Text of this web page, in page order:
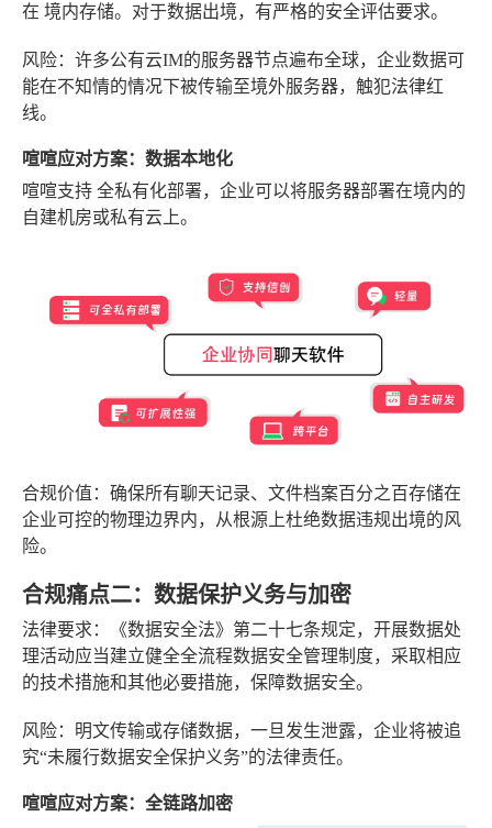
在 境内存储。对于数据出境，有严格的安全评估要求。
风险：许多公有云IM的服务器节点遍布全球，企业数据可
能在不知情的情况下被传输至境外服务器，触犯法律红
线。
喧喧应对方案：数据本地化
喧喧支持 全私有化部署，企业可以将服务器部署在境内的
自建机房或私有云上。
合规价值 ：确保所有聊天记录、文件档案百分之百存储在
企业可控的物理边界内，从根源上杜绝数据违规出境的风
险。
合规痛点二：数据保护义务与加密
法律要求 ：《数据安全法》第二十七条规定，开展数据处
理活动应当建立健全全流程数据安全管理制度，采取相应
的技术措施和其他必要措施，保障数据安全。
风险：明文传输或存储数据，一旦发生泄露，企业将被追
究“未履行数据安全保护义务”的法律责任。
喧喧应对方案：全链路加密